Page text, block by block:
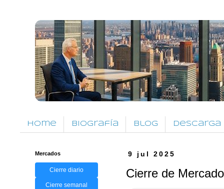
Home Biografía Blog Descarga
9 jul 2025
Cierre de
Mercados
Cierre diario
Cierre semanal